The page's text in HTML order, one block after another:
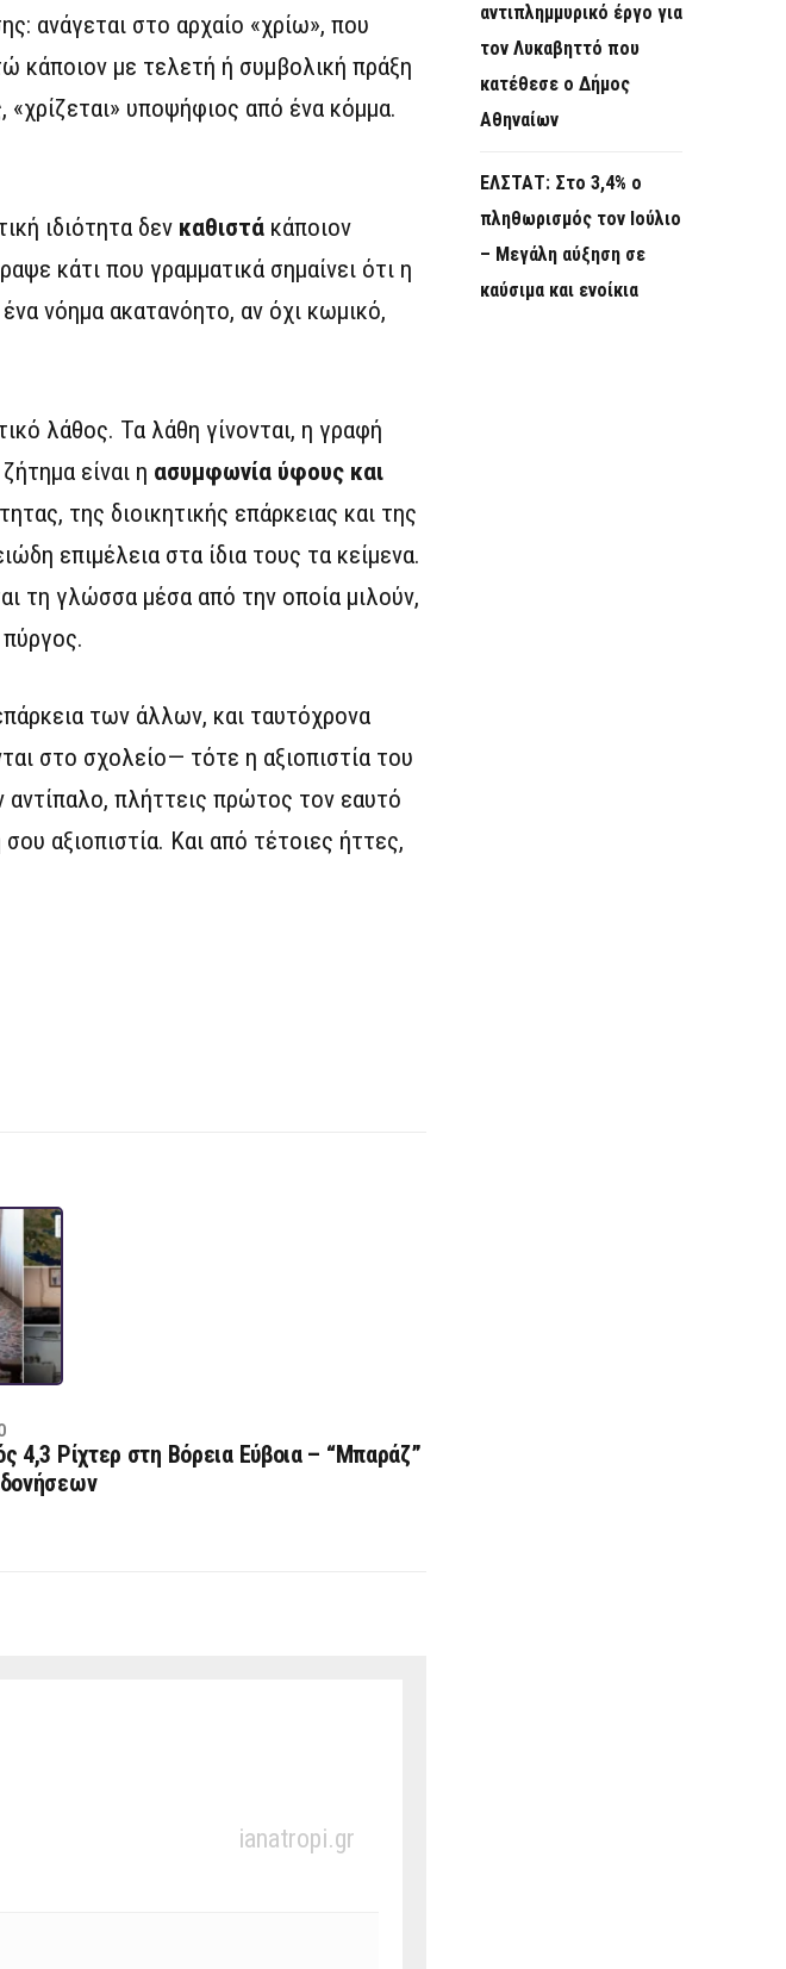
ανάγεται στο αρχαίο «χρίω», που
κάποιον με τελετή ή συμβολική πράξη
«χρίζεται» υποψήφιος από ένα κόμμα.
ιδιότητα δεν καθιστά κάποιον
κάτι που γραμματικά σημαίνει ότι η
νόημα ακατανόητο, αν όχι κωμικό,
λάθος. Τα λάθη γίνονται, η γραφή
είναι η ασυμφωνία ύφους και
της διοικητικής επάρκειας και της
επιμέλεια στα ίδια τους τα κείμενα.
τη γλώσσα μέσα από την οποία μιλούν,
των άλλων, και ταυτόχρονα
στο σχολείο— τότε η αξιοπιστία του
αντίπαλο, πλήττεις πρώτος τον εαυτό
αξιοπιστία. Και από τέτοιες ήττες,
4,3 Ρίχτερ στη Βόρεια Εύβοια – “Μπαράζ”
ianatropi.gr
αντιπλημμυρικό έργο για
τον Λυκαβηττό που
κατέθεσε ο Δήμος
Αθηναίων
ΕΛΣΤΑΤ: Στο 3,4% ο
πληθωρισμός τον Ιούλιο
– Μεγάλη αύξηση σε
καύσιμα και ενοίκια